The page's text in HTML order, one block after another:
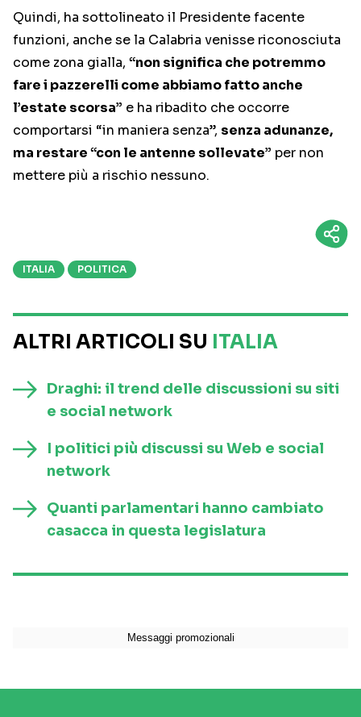
Quindi, ha sottolineato il Presidente facente
funzioni, anche se la Calabria venisse riconosciuta
come zona gialla, “non significa che potremmo
fare i pazzerelli come abbiamo fatto anche
l’estate scorsa” e ha ribadito che occorre
comportarsi “in maniera senza”, senza adunanze,
ma restare “con le antenne sollevate” per non
mettere più a rischio nessuno.
ITALIA POLITICA
ALTRI ARTICOLI SU ITALIA
Draghi: il trend delle discussioni su siti
e social network
I politici più discussi su Web e social
network
Quanti parlamentari hanno cambiato
casacca in questa legislatura